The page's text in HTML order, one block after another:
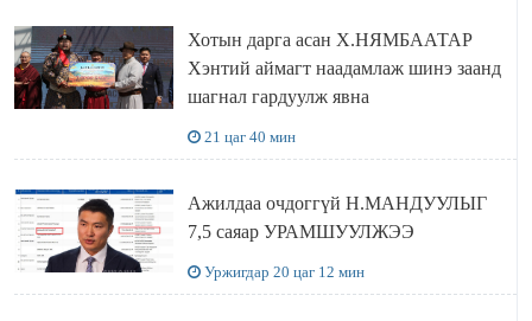
Хотын дарга асан Х.НЯМБААТАР
Хэнтий аймагт наадамлаж шинэ заанд
шагнал гардуулж явна
21 цаг 40 мин
Ажилдаа очдоггүй Н.МАНДУУЛЫГ
7,5 саяар УРАМШУУЛЖЭЭ
Уржигдар 20 цаг 12 мин